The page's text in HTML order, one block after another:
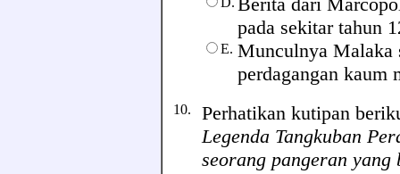
pada sekitar tahun
E. Munculnya Malaka
perdagangan kaum
10. Perhatikan kutipan
Legenda Tangkuban
seorang pangeran